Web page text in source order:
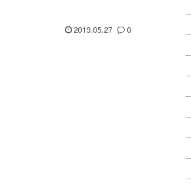
2019.05.27 0